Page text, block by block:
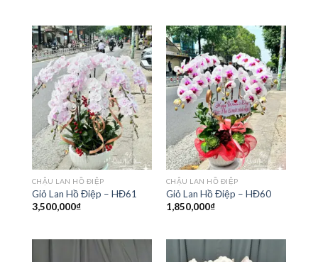
CHẬU LAN HỒ ĐIỆP
Giỏ Lan Hồ Điệp – HĐ61
3,500,000₫
CHẬU LAN HỒ ĐIỆP
Giỏ Lan Hồ Điệp – HĐ60
1,850,000₫